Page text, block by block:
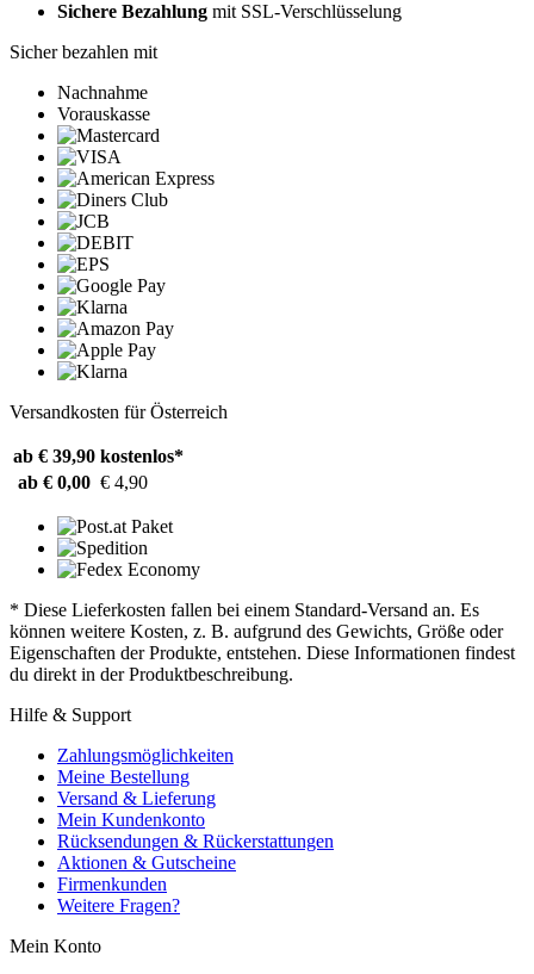
Sichere Bezahlung mit SSL-Verschlüsselung
Sicher bezahlen mit
Nachnahme
Vorauskasse
Versandkosten für Österreich
ab € 39,90 kostenlos*
ab € 0,00 € 4,90
* Diese Lieferkosten fallen bei einem Standard-Versand an. Es
können weitere Kosten, z. B. aufgrund des Gewichts, Größe oder
Eigenschaften der Produkte, entstehen. Diese Informationen findest
du direkt in der Produktbeschreibung.
Hilfe & Support
Zahlungsmöglichkeiten
Meine Bestellung
Versand & Lieferung
Mein Kundenkonto
Rücksendungen & Rückerstattungen
Aktionen & Gutscheine
Firmenkunden
Weitere Fragen?
Mein Konto